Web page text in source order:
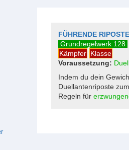
FÜHRENDE RIPOSTE
Grundregelwerk 128
Kämpfer Klasse
Voraussetzung:
Indem du dein
Duellantenriposte
Regeln für